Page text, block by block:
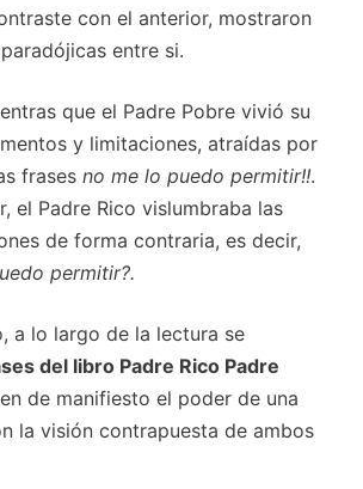
con el anterior, mostraron
entre si.
que el Padre Pobre vivió su
y limitaciones, atraídas por
frases no me lo puedo permitir!!.
el Padre Rico vislumbraba las
de forma contraria, es decir,
permitir?.
a lo largo de la lectura se
del libro Padre Rico Padre
de manifiesto el poder de una
la visión contrapuesta de ambos